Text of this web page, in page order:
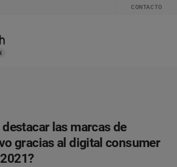
CONTACTO
las marcas de
gracias al digital consumer